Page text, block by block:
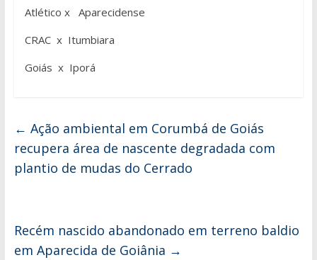
Atlético x Aparecidense
CRAC x Itumbiara
Goiás x Iporá
← Ação ambiental em Corumbá de Goiás
recupera área de nascente degradada com
plantio de mudas do Cerrado
Recém nascido abandonado em terreno baldio
em Aparecida de Goiânia →